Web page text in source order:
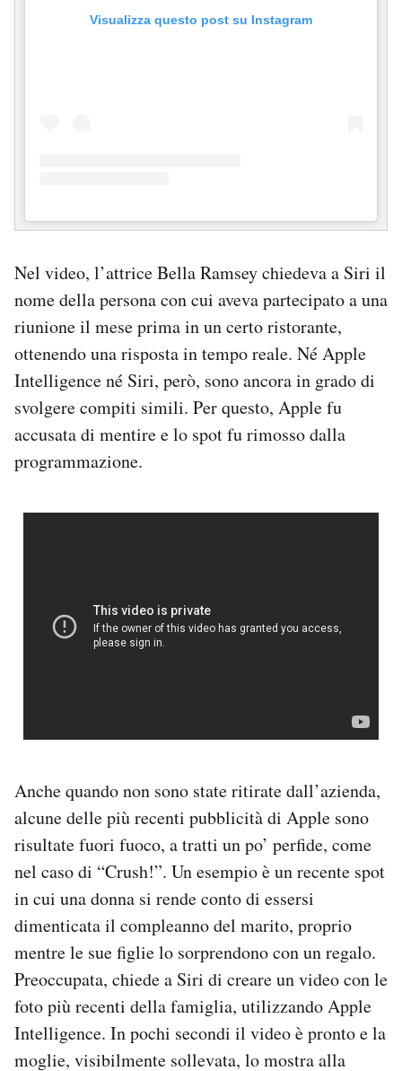
Visualizza questo post su Instagram
Nel video, l’attrice Bella Ramsey chiedeva a Siri il
nome della persona con cui aveva partecipato a una
riunione il mese prima in un certo ristorante,
ottenendo una risposta in tempo reale. Né Apple
Intelligence né Siri, però, sono ancora in grado di
svolgere compiti simili. Per questo, Apple fu
accusata di mentire e lo spot fu rimosso dalla
programmazione.
Anche quando non sono state ritirate dall’azienda,
alcune delle più recenti pubblicità di Apple sono
risultate fuori fuoco, a tratti un po’ perfide, come
nel caso di “Crush!”. Un esempio è un recente spot
in cui una donna si rende conto di essersi
dimenticata il compleanno del marito, proprio
mentre le sue figlie lo sorprendono con un regalo.
Preoccupata, chiede a Siri di creare un video con le
foto più recenti della famiglia, utilizzando Apple
Intelligence. In pochi secondi il video è pronto e la
moglie, visibilmente sollevata, lo mostra alla